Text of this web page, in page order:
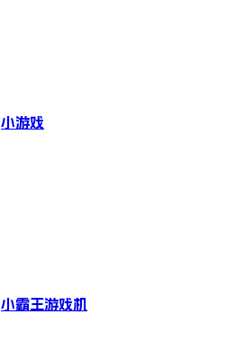
小游戏
小霸王游戏机